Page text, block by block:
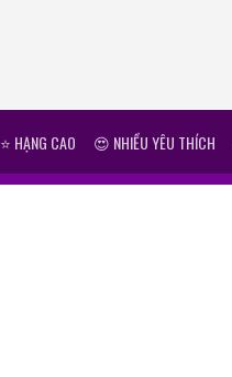
⭐ HẠNG CAO 😍 NHIỀU YÊU THÍCH